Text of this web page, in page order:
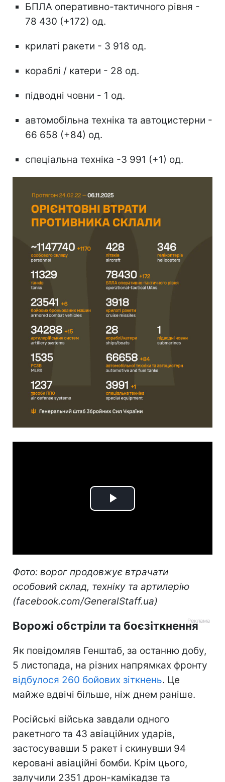
БПЛА оперативно-тактичного рівня -
78 430 (+172) од.
крилаті ракети - 3 918 од.
кораблі / катери - 28 од.
підводні човни - 1 од.
автомобільна техніка та автоцистерни -
66 658 (+84) од.
спеціальна техніка -3 991 (+1) од.
Play
Фото: ворог продовжує втрачати
особовий склад, техніку та артилерію
(facebook.com/GeneralStaff.ua)
Ворожі обстріли та боєзіткнення
Як повідомляв Генштаб, за останню добу,
5 листопада, на різних напрямках фронту
відбулося 260 бойових зіткнень. Це
майже вдвічі більше, ніж днем раніше.
Російські війська завдали одного
ракетного та 43 авіаційних ударів,
застосувавши 5 ракет і скинувши 94
керовані авіаційні бомби. Крім цього,
залучили 2351 дрон-камікадзе та